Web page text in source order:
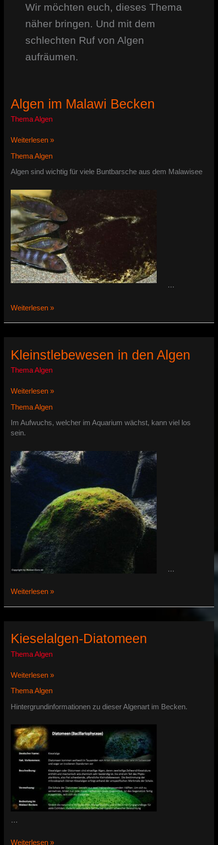
Wir möchten euch, dieses Thema
näher bringen. Und mit dem
schlechten Ruf von Algen
aufräumen.
Algen im Malawi Becken
Thema Algen
Algen
Malawi
Becken
Weiterlesen »
Thema Algen
Algen sind wichtig für viele Buntbarsche aus dem Malawisee
…
Algen
Weiterlesen »
Kleinstlebewesen in den Algen
Thema Algen
Kleinstlebewesen
den
Algen
Weiterlesen »
Thema Algen
Im Aufwuchs, welcher im Aquarium wächst, kann viel los
sein.
…
Kleinstlebewesen
Weiterlesen »
Kieselalgen-Diatomeen
Thema Algen
Kieselalgen-
Weiterlesen »
Thema Algen
Hintergrundinformationen zu dieser Algenart im Becken.
…
Kieselalgen-
Weiterlesen »